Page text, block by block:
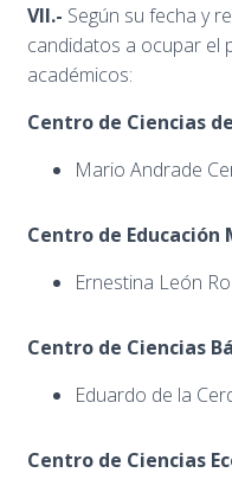
VII.- Según su fecha y
candidatos a ocupar el
académicos:
Centro de Ciencias
Mario Andrade
Centro de Educación
Ernestina León
Centro de Ciencias
Eduardo de la
Centro de Ciencias